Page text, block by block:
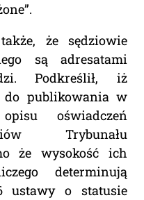
że sędziowie
są adresatami
Podkreślił, iż
do publikowania w
oświadczeń
Trybunału
że wysokość ich
determinują
ustawy o statusie